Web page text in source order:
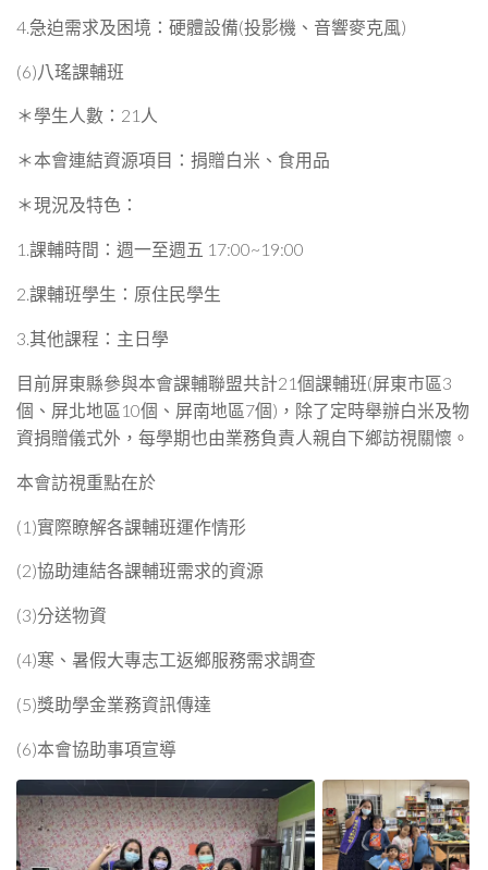
4.急迫需求及困境：硬體設備(投影機、音響麥克風)
(6)八瑤課輔班
＊學生人數：21人
＊本會連結資源項目：捐贈白米、食用品
＊現況及特色：
1.課輔時間：週一至週五 17:00~19:00
2.課輔班學生：原住民學生
3.其他課程：主日學
目前屏東縣參與本會課輔聯盟共計21個課輔班(屏東市區3
個、屏北地區10個、屏南地區7個)，除了定時舉辦白米及物
資捐贈儀式外，每學期也由業務負責人親自下鄉訪視關懷。
本會訪視重點在於
(1)實際瞭解各課輔班運作情形
(2)協助連結各課輔班需求的資源
(3)分送物資
(4)寒、暑假大專志工返鄉服務需求調查
(5)獎助學金業務資訊傳達
(6)本會協助事項宣導